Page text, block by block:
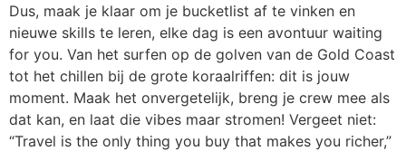
Dus, maak je klaar om je bucketlist af te vinken en
nieuwe skills te leren, elke dag is een avontuur waiting
for you. Van het surfen op de golven van de Gold Coast
tot het chillen bij de grote koraalriffen: dit is jouw
moment. Maak het onvergetelijk, breng je crew mee als
dat kan, en laat die vibes maar stromen! Vergeet niet:
“Travel is the only thing you buy that makes you richer,”